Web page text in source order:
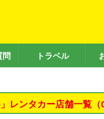
問 トラベル
レンタカー店舗一覧（0